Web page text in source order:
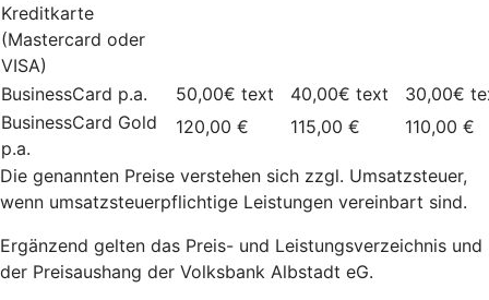
Kreditkarte
(Mastercard oder
VISA)
BusinessCard p.a.
50,00€ text 40,00€ text 30,00€
BusinessCard Gold
p.a.
120,00 € 115,00 € 110,00 €
Die genannten Preise verstehen sich zzgl. Umsatzsteuer,
wenn umsatzsteuerpflichtige Leistungen vereinbart sind.
Ergänzend gelten das Preis- und Leistungsverzeichnis und
der Preisaushang der Volksbank Albstadt eG.